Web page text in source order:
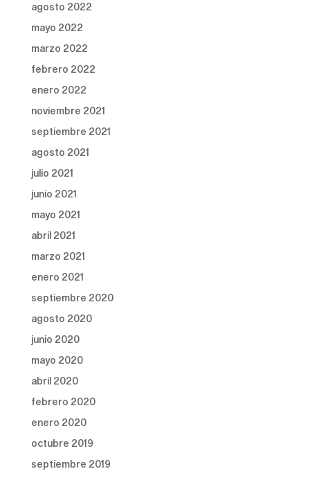
agosto 2022
mayo 2022
marzo 2022
febrero 2022
enero 2022
noviembre 2021
septiembre 2021
agosto 2021
julio 2021
junio 2021
mayo 2021
abril 2021
marzo 2021
enero 2021
septiembre 2020
agosto 2020
junio 2020
mayo 2020
abril 2020
febrero 2020
enero 2020
octubre 2019
septiembre 2019